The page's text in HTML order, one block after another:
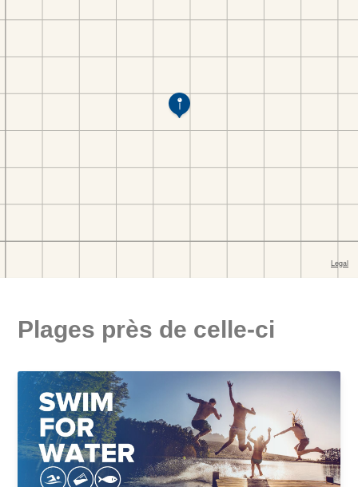
Plages près de celle-ci